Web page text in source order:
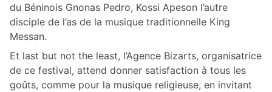
du Béninois Gnonas Pedro, Kossi Apeson l’autre
disciple de l’as de la musique traditionnelle King
Messan.
Et last but not the least, l’Agence Bizarts, organisatrice
de ce festival, attend donner satisfaction à tous les
goûts, comme pour la musique religieuse, en invitant